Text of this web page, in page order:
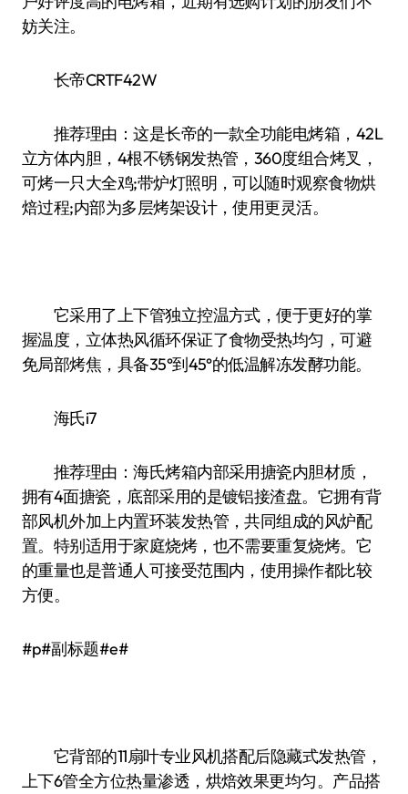
妨关注。
长帝CRTF42W
推荐理由：这是长帝的一款全功能电烤箱，42L
立方体内胆，4根不锈钢发热管，360度组合烤叉，
可烤一只大全鸡;带炉灯照明，可以随时观察食物烘
焙过程;内部为多层烤架设计，使用更灵活。
它采用了上下管独立控温方式，便于更好的掌
握温度，立体热风循环保证了食物受热均匀，可避
免局部烤焦，具备35°到45°的低温解冻发酵功能。
海氏i7
推荐理由：海氏烤箱内部采用搪瓷内胆材质，
拥有4面搪瓷，底部采用的是镀铝接渣盘。它拥有背
部风机外加上内置环装发热管，共同组成的风炉配
置。特别适用于家庭烧烤，也不需要重复烧烤。它
的重量也是普通人可接受范围内，使用操作都比较
方便。
#p#副标题#e#
它背部的11扇叶专业风机搭配后隐藏式发热管，
上下6管全方位热量渗透，烘焙效果更均匀。产品搭